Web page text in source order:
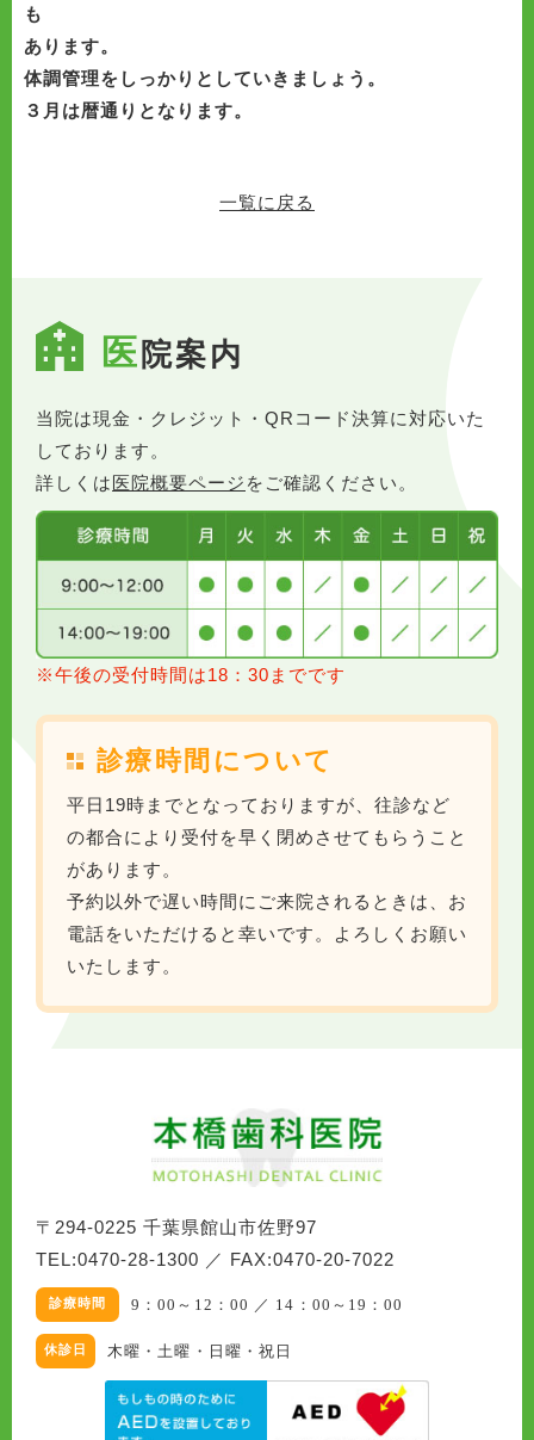
も
あります。
体調管理をしっかりとしていきましょう。
３月は暦通りとなります。
一覧に戻る
医 院案内
当院は現金・クレジット・QRコード決算に対応いた
しております。
詳しくは医院概要ページ をご確認ください。
※午後の受付時間は18：30までです
診療時間について
平日19時までとなっておりますが、往診など
の都合により受付を早く閉めさせてもらうこと
があります。
予約以外で遅い時間にご来院されるときは、お
電話をいただけると幸いです。よろしくお願い
いたします。
〒294-0225 千葉県館山市佐野97
TEL:0470-28-1300 ／ FAX:0470-20-7022
9：00～12：00 ／ 14：00～19：00
木曜・土曜・日曜・祝日